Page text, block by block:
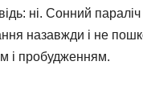
ні. Сонний
назавжди і не
і пробудженням.